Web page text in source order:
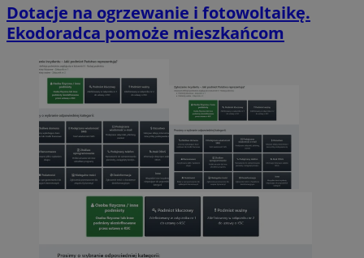
Dotacje na ogrzewanie i fotowoltaikę.
Ekodoradca pomoże mieszkańcom